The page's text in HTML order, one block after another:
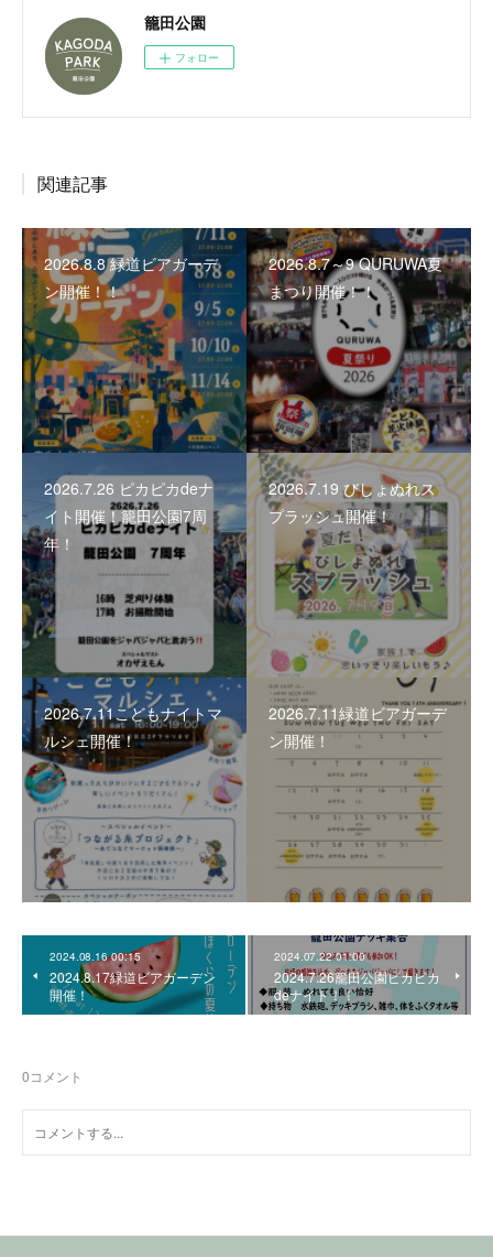
籠田公園
フォロー
関連記事
2026.8.8 緑道ビアガーデ
ン開催！！
2026.8.7～9 QURUWA夏
まつり開催！！
2026.7.26 ピカピカdeナ
イト開催！籠田公園7周
年！
2026.7.19 びしょぬれス
プラッシュ開催！
2026.7.11こどもナイトマ
ルシェ開催！
2026.7.11緑道ビアガーデ
ン開催！
2024.08.16 00:15
2024.8.17緑道ビアガーデン
開催！
2024.07.22 01:00
2024.7.26籠田公園ピカピカ
deナイト！！
0コメント